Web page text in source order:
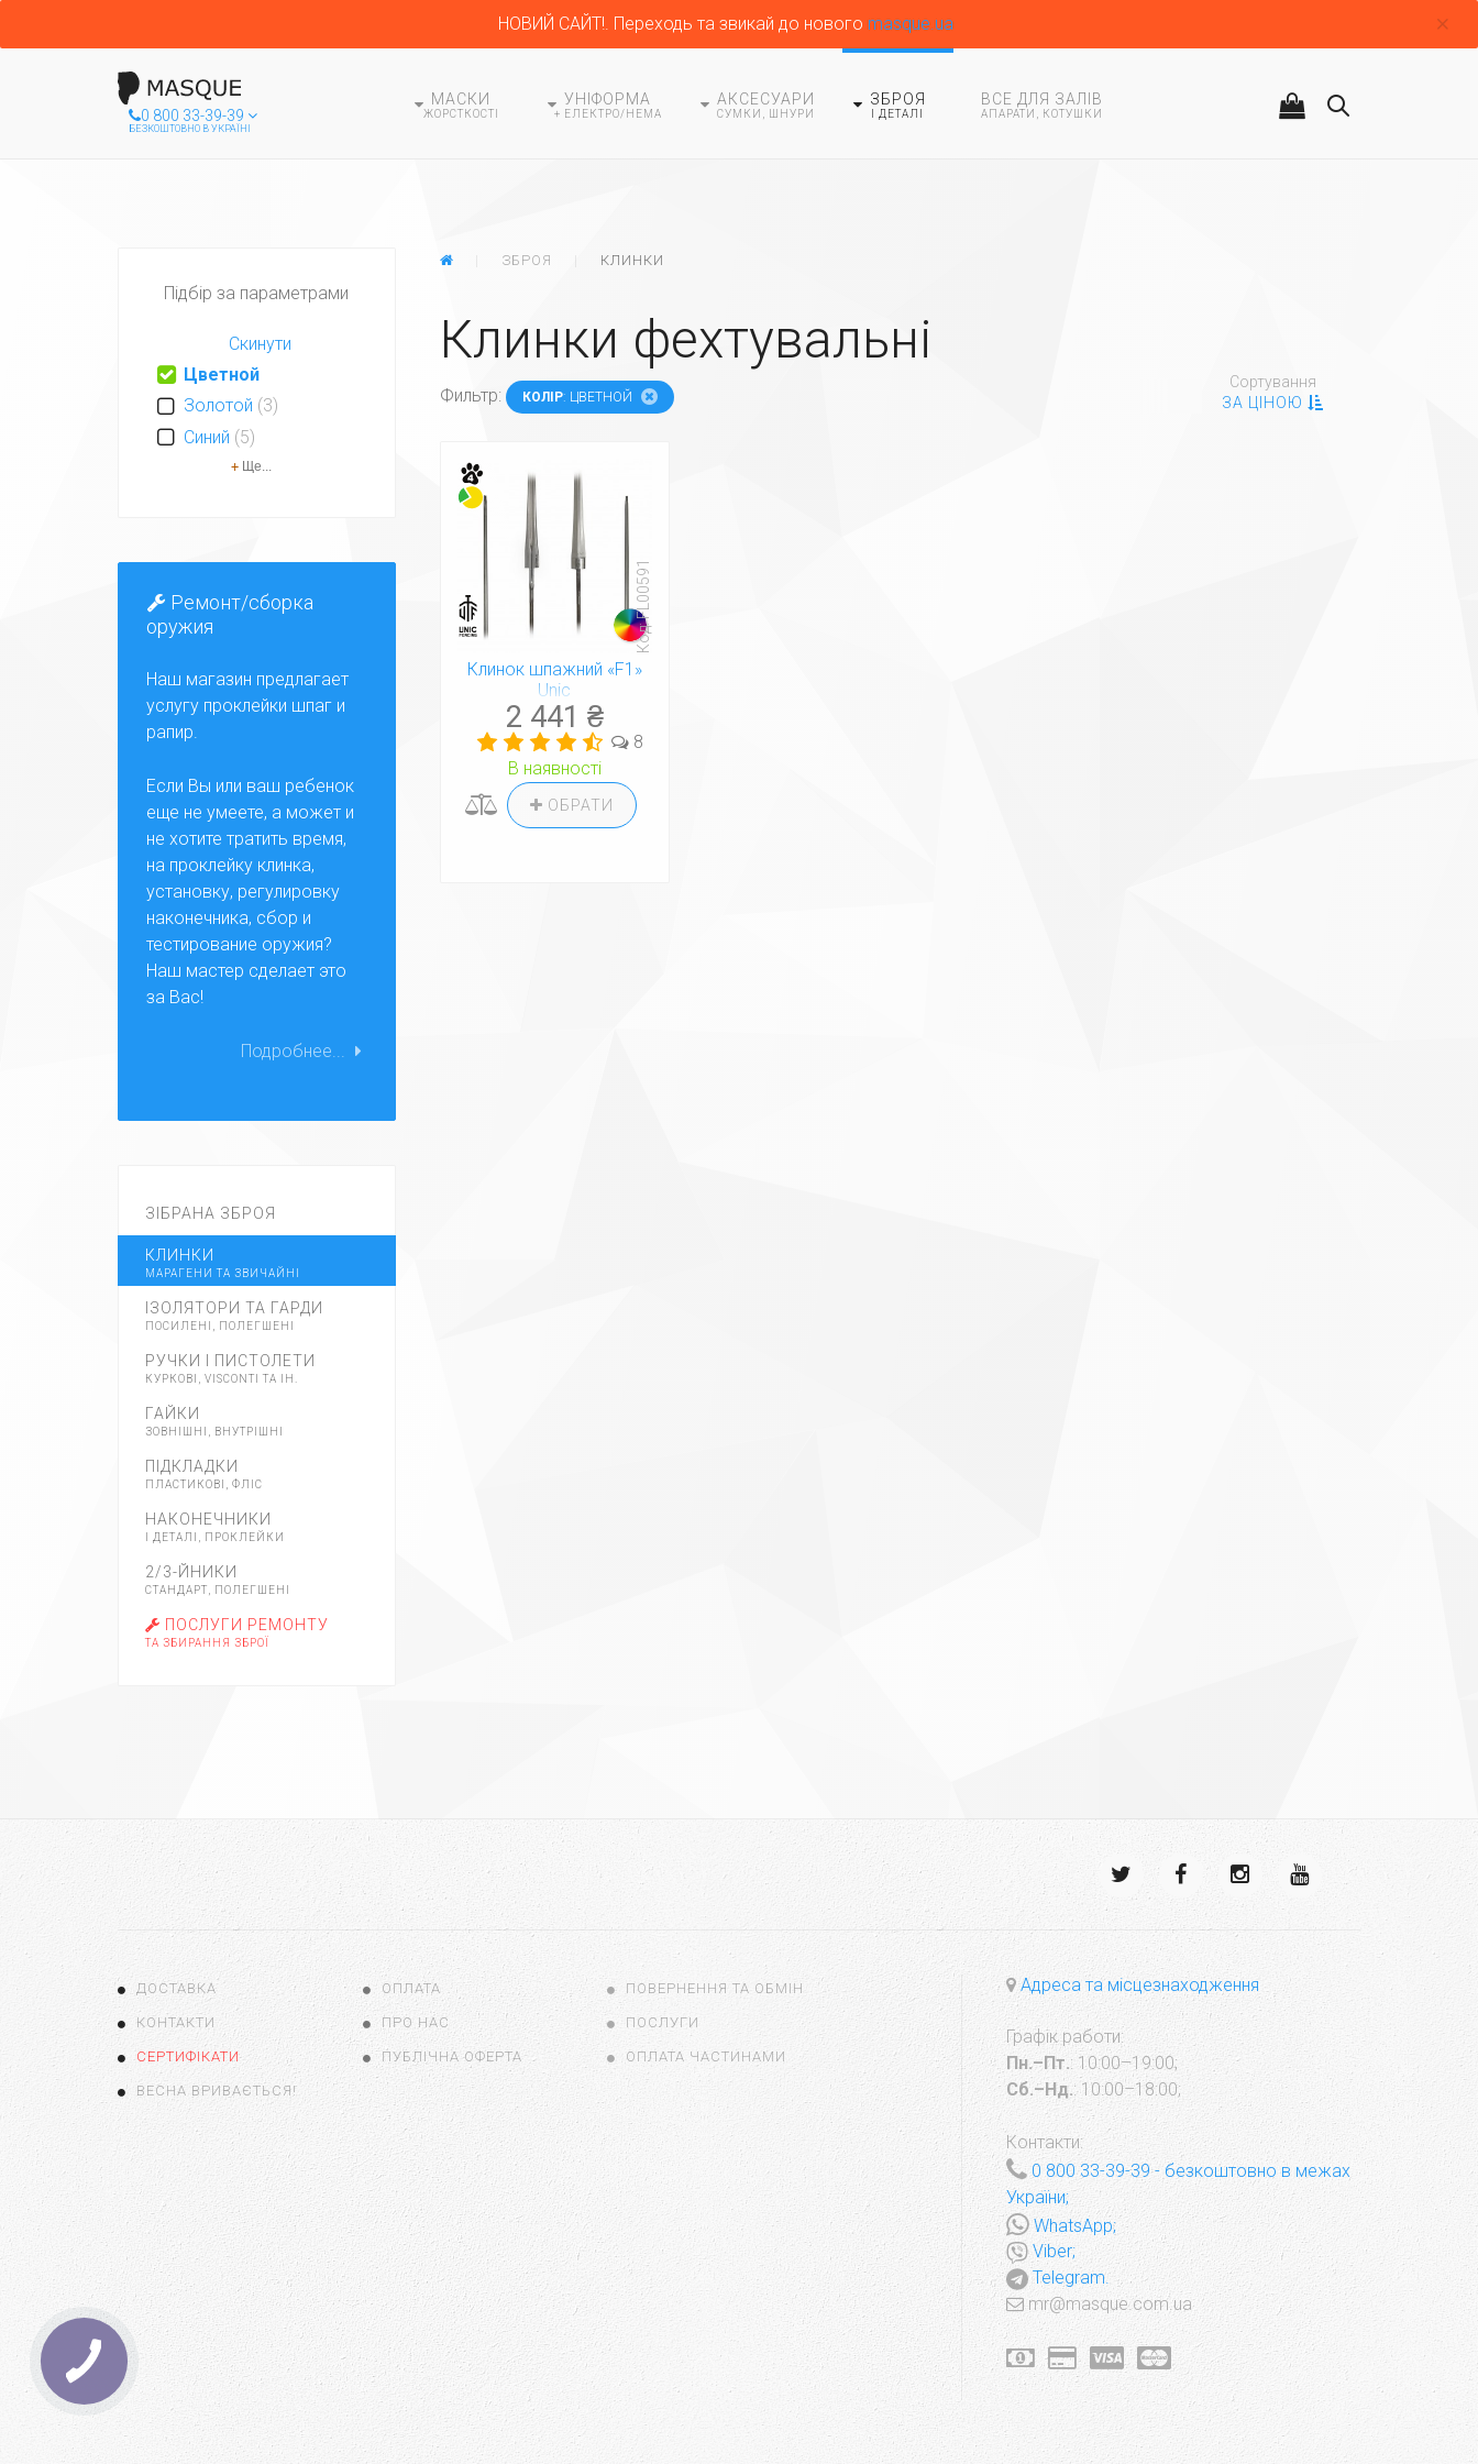
НОВИЙ САЙТ!. Переходь та звикай до нового masque.ua
0 800 33-39-39
БЕЗКОШТОВНО В УКРАЇНІ
МАСКИ
ЖОРСТКОСТІ
УНІФОРМА
+ ЕЛЕКТРО/HEMA
АКСЕСУАРИ
СУМКИ, ШНУРИ
ЗБРОЯ
І ДЕТАЛІ
ВСЕ ДЛЯ ЗАЛІВ
АПАРАТИ, КОТУШКИ
ГЛАВНАЯЗБРОЯ КЛИНКИ
Клинки фехтувальні
Сортування
ЗА ЦІНОЮ
Фильтр: КОЛІР: ЦВЕТНОЙ
Код: FL00591
Клинок шпажний «F1»
Unic
2 441 ₴
8
В наявності
ОБРАТИ
Підбір за параметрами
Скинути
Цветной
Золотой (3)
Синий (5)
+ Ще...
Ремонт/сборка
оружия
Наш магазин предлагает
услугу проклейки шпаг и
рапир.
Если Вы или ваш ребенок
еще не умеете, а может и
не хотите тратить время,
на проклейку клинка,
установку, регулировку
наконечника, сбор и
тестирование оружия?
Наш мастер сделает это
за Вас!
Подробнее...
ЗІБРАНА ЗБРОЯ
КЛИНКИ
МАРАГЕНИ ТА ЗВИЧАЙНІ
ІЗОЛЯТОРИ ТА ГАРДИ
ПОСИЛЕНІ, ПОЛЕГШЕНІ
РУЧКИ І ПИСТОЛЕТИ
КУРКОВІ, VISCONTI ТА ІН.
ГАЙКИ
ЗОВНІШНІ, ВНУТРІШНІ
ПІДКЛАДКИ
ПЛАСТИКОВІ, ФЛІС
НАКОНЕЧНИКИ
І ДЕТАЛІ, ПРОКЛЕЙКИ
2/3-ЙНИКИ
СТАНДАРТ, ПОЛЕГШЕНІ
ПОСЛУГИ РЕМОНТУ
ТА ЗБИРАННЯ ЗБРОЇ
ДОСТАВКА ОПЛАТА ПОВЕРНЕННЯ ТА ОБМІН
КОНТАКТИ ПРО НАС ПОСЛУГИ
СЕРТИФІКАТИ ПУБЛІЧНА ОФЕРТА ОПЛАТА ЧАСТИНАМИ
ВЕСНА ВРИВАЄТЬСЯ!
Адреса та місцезнаходження
Графік работи:
Пн.–Пт.: 10:00–19:00;
Сб.–Нд.: 10:00–18:00;
Контакти:
0 800 33-39-39- безкоштовно в межах
України;
WhatsApp;
Viber;
Telegram.
mr@masque.com.ua